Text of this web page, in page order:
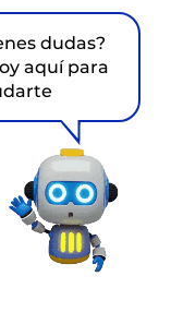
dudas?
aquí para